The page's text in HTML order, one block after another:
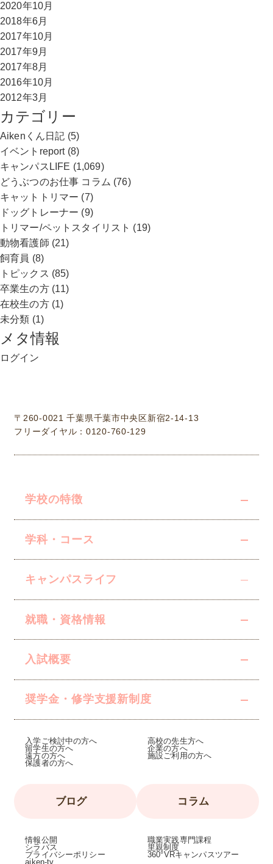
2020年10月
2018年6月
2017年10月
2017年9月
2017年8月
2016年10月
2012年3月
カテゴリー
Aikenくん日記 (5)
イベントreport(8)
キャンパスLIFE (1,069)
どうぶつのお仕事 コラム (76)
キャットトリマー (7)
ドッグトレーナー (9)
トリマー/ペットスタイリスト (19)
動物看護師 (21)
飼育員 (8)
トピックス (85)
卒業生の方(11)
在校生の方(1)
未分類 (1)
メタ情報
ログイン
学校の特徴
学科・コース
キャンパスライフ
就職・資格情報
入試概要
奨学金・修学支援新制度
ブログ コラム
入学ご検討中の方へ
留学生の方へ
遠方の方へ
保護者の方へ
高校の先生方へ
企業の方へ
施設ご利用の方へ
職業実践専門課程
情報公開
シラバス
プライバシーポリシー
360°VRキャンパスツアー
里親制度
〒260-0021 千葉県千葉市中央区新宿2-14-13
フリーダイヤル：0120-760-129